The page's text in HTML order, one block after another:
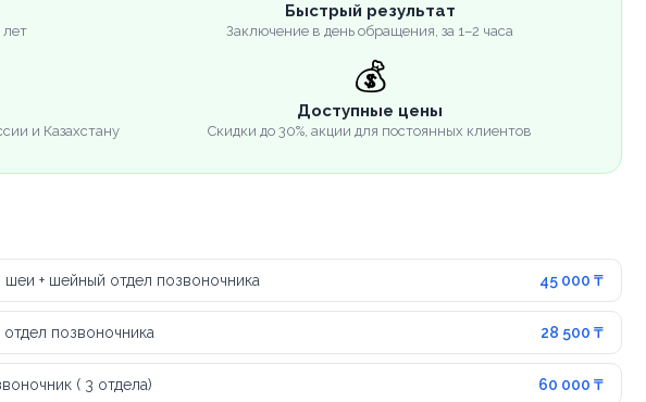
лет
Быстрый результат
Заключение в день обращения, за 1–2 часа
и Казахстану
💰
Доступные цены
Скидки до 30%, акции для постоянных клиентов
+ шейный отдел позвоночника 45 000 ₸
отдел позвоночника 28 500 ₸
( 3 отдела) 60 000 ₸